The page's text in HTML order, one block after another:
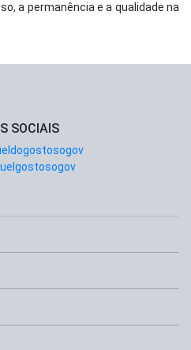
a permanência e a qualidade na
SOCIAIS